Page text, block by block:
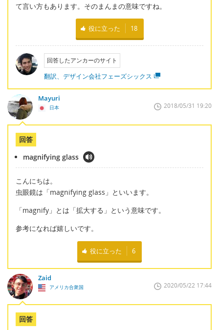
て言い方もあります。そのまんまの意味ですね。
役に立った 18
回答したアンカーのサイト
翻訳、デザイン会社フェーズシックス
Mayuri
日本 2018/05/31 19:20
回答
magnifying glass
こんにちは。
虫眼鏡は「magnifying glass」といいます。
「magnify」とは「拡大する」という意味です。
参考になれば嬉しいです。
役に立った 6
Zaid
アメリカ合衆国 2020/05/22 17:44
回答